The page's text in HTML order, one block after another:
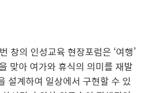
창의 인성교육 현장포럼은 ‘여행’
맞아 여가와 휴식의 의미를 재발
설계하여 일상에서 구현할 수 있